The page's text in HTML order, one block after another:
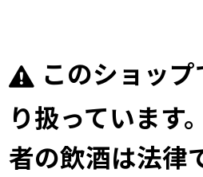
このショッ
り扱っています
者の飲酒は法律